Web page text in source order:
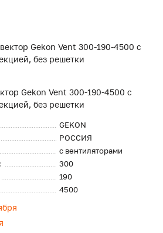
Gekon Vent 300-190-4500 с
без решетки
GEKON
РОССИЯ
с вентиляторами
300
190
4500